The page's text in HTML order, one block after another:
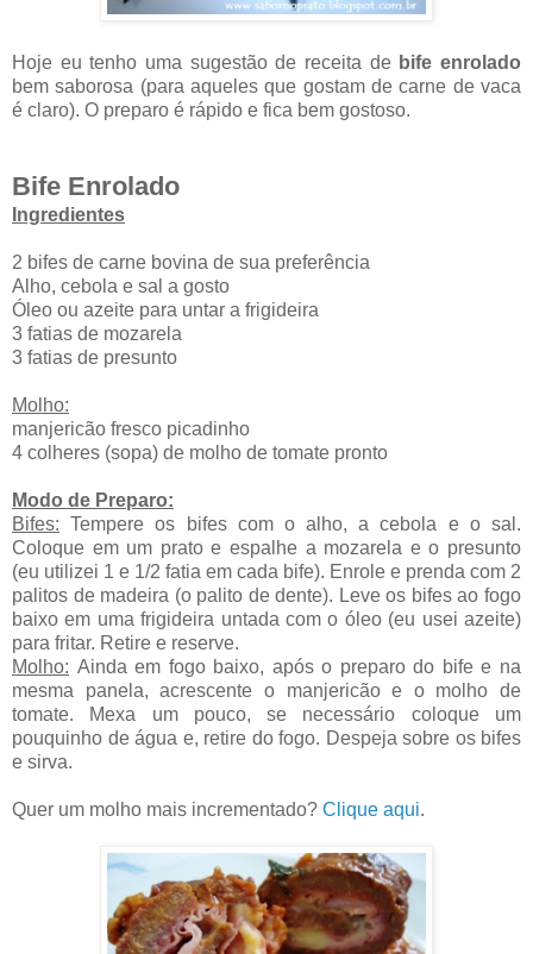
Hoje eu tenho uma sugestão de receita de bife enrolado
bem saborosa (para aqueles que gostam de carne de vaca
é claro). O preparo é rápido e fica bem gostoso.
Bife Enrolado
Ingredientes
2 bifes de carne bovina de sua preferência
Alho, cebola e sal a gosto
Óleo ou azeite para untar a frigideira
3 fatias de mozarela
3 fatias de presunto
Molho:
manjericão fresco picadinho
4 colheres (sopa) de molho de tomate pronto
Modo de Preparo:
Bifes: Tempere os bifes com o alho, a cebola e o sal.
Coloque em um prato e espalhe a mozarela e o presunto
(eu utilizei 1 e 1/2 fatia em cada bife). Enrole e prenda com 2
palitos de madeira (o palito de dente). Leve os bifes ao fogo
baixo em uma frigideira untada com o óleo (eu usei azeite)
para fritar. Retire e reserve.
Molho: Ainda em fogo baixo, após o preparo do bife e na
mesma panela, acrescente o manjericão e o molho de
tomate. Mexa um pouco, se necessário coloque um
pouquinho de água e, retire do fogo. Despeja sobre os bifes
e sirva.
Quer um molho mais incrementado? Clique aqui.